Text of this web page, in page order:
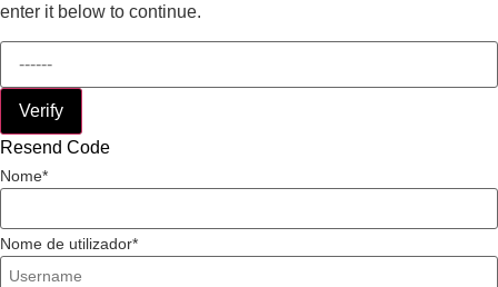
enter it below to continue.
Verify
Resend Code
Nome
Nome de utilizador